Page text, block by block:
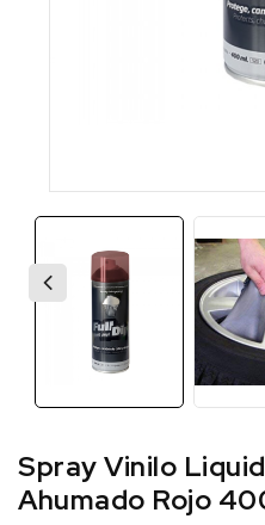
Spray Vinilo
Ahumado Rojo